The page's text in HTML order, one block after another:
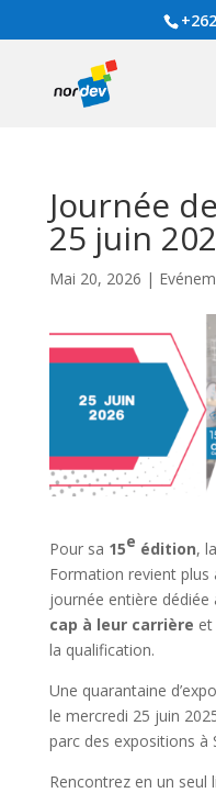
Journée
25 juin
Mai 20, 2026 |
Pour sa 15e édition,
Formation revient plus
journée entière dédiée
cap à leur carrière et
la qualification.
Une quarantaine
le mercredi 25 juin
parc des expositions à
Rencontrez en un seul